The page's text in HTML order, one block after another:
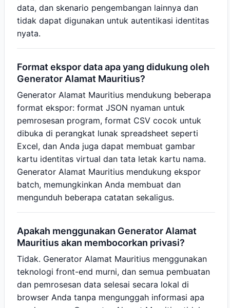
data, dan skenario pengembangan lainnya dan
tidak dapat digunakan untuk autentikasi identitas
nyata.
Format ekspor data apa yang didukung oleh
Generator Alamat Mauritius?
Generator Alamat Mauritius mendukung beberapa
format ekspor: format JSON nyaman untuk
pemrosesan program, format CSV cocok untuk
dibuka di perangkat lunak spreadsheet seperti
Excel, dan Anda juga dapat membuat gambar
kartu identitas virtual dan tata letak kartu nama.
Generator Alamat Mauritius mendukung ekspor
batch, memungkinkan Anda membuat dan
mengunduh beberapa catatan sekaligus.
Apakah menggunakan Generator Alamat
Mauritius akan membocorkan privasi?
Tidak. Generator Alamat Mauritius menggunakan
teknologi front-end murni, dan semua pembuatan
dan pemrosesan data selesai secara lokal di
browser Anda tanpa mengunggah informasi apa